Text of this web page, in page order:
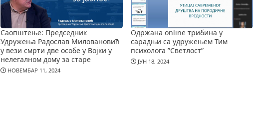
Саопштење: Председник
Удружења Радослав Миловановић
у вези смрти две особе у Војки у
нелегалном дому за старе
НОВЕМБАР 11, 2024
Одржана online трибина у
сарадњи са удружењем Тим
психолога ”Светлост”
ЈУН 18, 2024